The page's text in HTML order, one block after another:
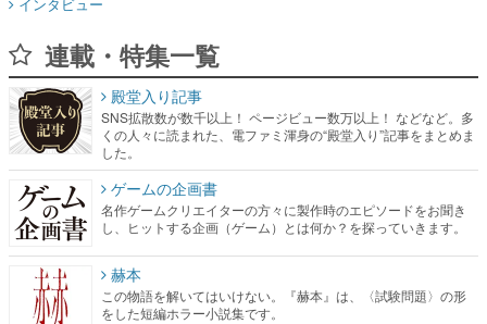
連載・特集一覧
殿堂入り記事
SNS拡散数が数千以上！ ページビュー数万以上！ などなど。多
くの人々に読まれた、電ファミ渾身の“殿堂入り”記事をまとめま
した。
ゲームの企画書
名作ゲームクリエイターの方々に製作時のエピソードをお聞き
し、ヒットする企画（ゲーム）とは何か？を探っていきます。
赫本
この物語を解いてはいけない。『赫本』は、〈試験問題〉の形
をした短編ホラー小説集です。